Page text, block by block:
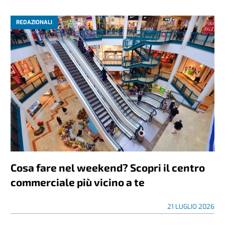
REDAZIONALI
Cosa fare nel weekend? Scopri il centro
commerciale più vicino a te
21 LUGLIO 2026